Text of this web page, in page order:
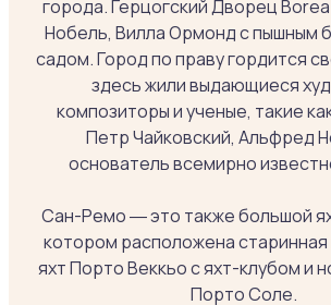
города. Герцогский Дворец
Нобель, Вилла Ормонд с пышным
садом. Город по праву гордится
здесь жили выдающиеся
композиторы и ученые, такие
Петр Чайковский, Альфред
основатель всемирно
Сан-Ремо ― это также большой
котором расположена старинная
яхт Порто Веккьо с яхт-клубом и
Порто Соле.